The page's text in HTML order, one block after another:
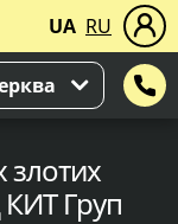
UA RU
злотих
КИТ Груп